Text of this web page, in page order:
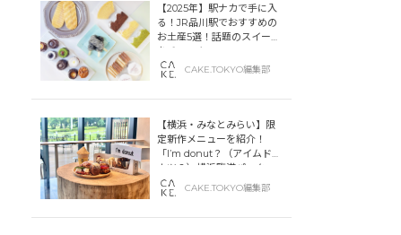
【2025年】駅ナカで手に入
る！JR品川駅でおすすめの
お土産5選！話題のスイーツ
をチェック
CAKE.TOKYO編集部
【横浜・みなとみらい】限
定新作メニューを紹介！
「I’m donut？（アイムドー
ナツ？）横浜臨港パーク」
「dacō（ダコー）横浜臨港
パーク」横浜ティンバーワ
CAKE.TOKYO編集部